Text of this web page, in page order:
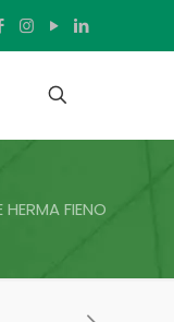
HERMA FIENO